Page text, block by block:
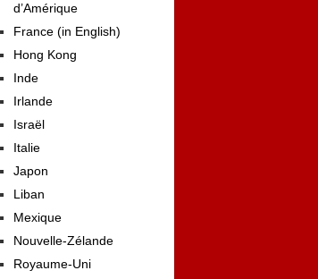
d’Amérique
France (in English)
Hong Kong
Inde
Irlande
Israël
Italie
Japon
Liban
Mexique
Nouvelle-Zélande
Royaume-Uni